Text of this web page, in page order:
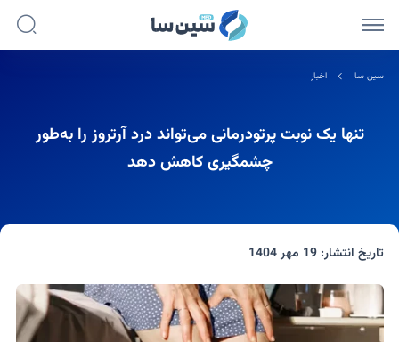
سین سا اخبار
تنها یک نوبت پرتودرمانی می‌تواند درد آرتروز را به‌طور
چشمگیری کاهش دهد
تاریخ انتشار:19 مهر 1404